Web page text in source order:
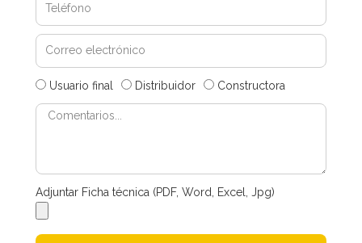
Usuario final Distribuidor Constructora
Adjuntar Ficha técnica (PDF, Word, Excel, Jpg)